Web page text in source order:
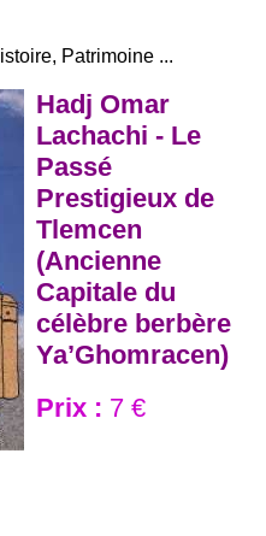
Patrimoine ...
Hadj Omar
Lachachi - Le
Passé
Prestigieux de
Tlemcen
(Ancienne
Capitale du
célèbre berbère
Ya’Ghomracen)
Prix : 7 €